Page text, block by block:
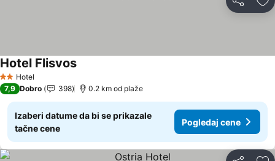
Deli
2 Zvezdice
Hotel
Hotel Flisvos
7,9 Dobro 398 0.2 km od plaže
Izaberi datume da bi se prikazale
tačne cene
Pogledaj cene